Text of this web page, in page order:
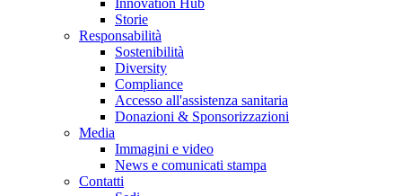
Innovation Hub
Storie
Responsabilità
Sostenibilità
Diversity
Compliance
Accesso all'assistenza sanitaria
Donazioni & Sponsorizzazioni
Media
Immagini e video
News e comunicati stampa
Contatti